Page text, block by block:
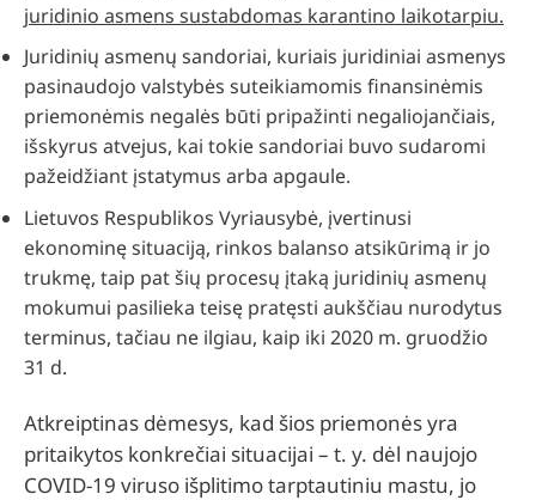
juridinio asmens sustabdomas karantino laikotarpiu.
Juridinių asmenų sandoriai, kuriais juridiniai asmenys
pasinaudojo valstybės suteikiamomis finansinėmis
priemonėmis negalės būti pripažinti negaliojančiais,
išskyrus atvejus, kai tokie sandoriai buvo sudaromi
pažeidžiant įstatymus arba apgaule.
Lietuvos Respublikos Vyriausybė, įvertinusi
ekonominę situaciją, rinkos balanso atsikūrimą ir jo
trukmę, taip pat šių procesų įtaką juridinių asmenų
mokumui pasilieka teisę pratęsti aukščiau nurodytus
terminus, tačiau ne ilgiau, kaip iki 2020 m. gruodžio
31 d.
Atkreiptinas dėmesys, kad šios priemonės yra
pritaikytos konkrečiai situacijai – t. y. dėl naujojo
COVID-19 viruso išplitimo tarptautiniu mastu, jo